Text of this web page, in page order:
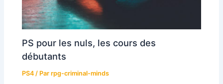
PS pour les nuls, les cours des
débutants
PS4 / Parrpg-criminal-minds